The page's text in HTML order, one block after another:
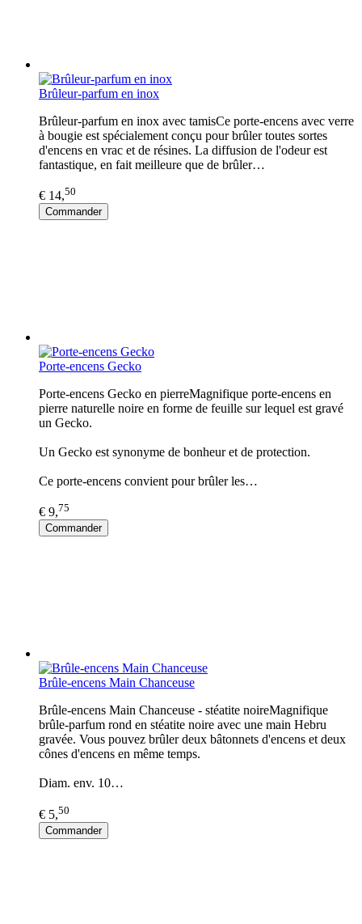
Brûleur-parfum en inox
Brûleur-parfum en inox avec tamisCe porte-encens avec verre
à bougie est spécialement conçu pour brûler toutes sortes
d'encens en vrac et de résines. La diffusion de l'odeur est
fantastique, en fait meilleure que de brûler…
€ 14,50
Commander
Porte-encens Gecko
Porte-encens Gecko en pierreMagnifique porte-encens en
pierre naturelle noire en forme de feuille sur lequel est gravé
un Gecko.
Un Gecko est synonyme de bonheur et de protection.
Ce porte-encens convient pour brûler les…
€ 9,75
Commander
Brûle-encens Main Chanceuse
Brûle-encens Main Chanceuse - stéatite noireMagnifique
brûle-parfum rond en stéatite noire avec une main Hebru
gravée. Vous pouvez brûler deux bâtonnets d'encens et deux
cônes d'encens en même temps.
Diam. env. 10…
€ 5,50
Commander